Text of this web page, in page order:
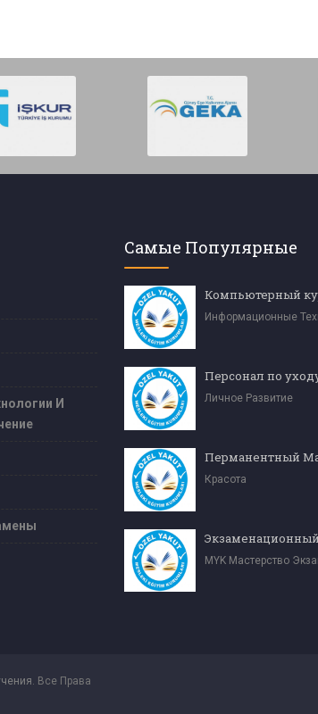
И
Самые Популярные
Компьютерный
Личное Развитие
Красота
MYK Мастерство
. Все Права